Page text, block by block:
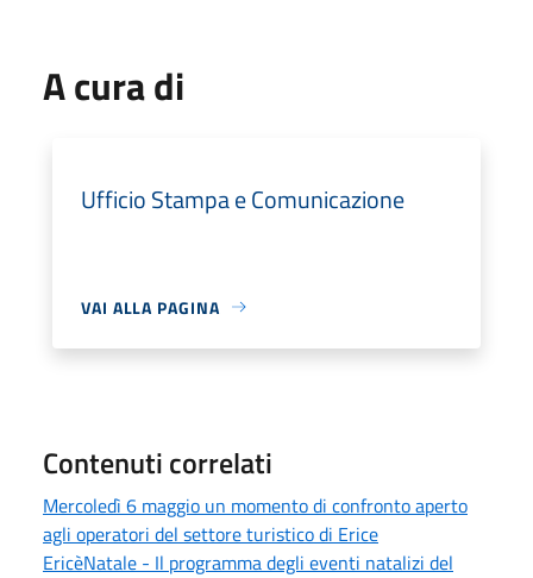
A cura di
Ufficio Stampa e Comunicazione
VAI ALLA PAGINA
Contenuti correlati
Mercoledì 6 maggio un momento di confronto aperto
agli operatori del settore turistico di Erice
EricèNatale - Il programma degli eventi natalizi del